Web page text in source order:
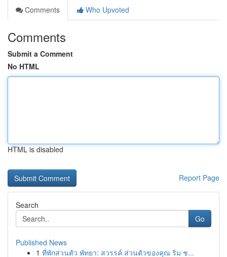
Comments
Who Upvoted
Comments
Submit a Comment
No HTML
HTML is disabled
Report Page
Search
Go
Published News
1 ที่พักส่วนตัว พัทยา: สวรรค์ ส่วนตัวของคุณ ริม ช...